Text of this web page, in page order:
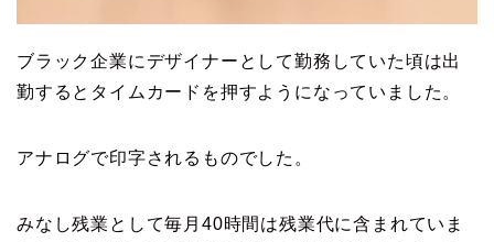
ブラック企業にデザイナーとして勤務していた頃は出
勤するとタイムカードを押すようになっていました。
アナログで印字されるものでした。
みなし残業として毎月40時間は残業代に含まれていま